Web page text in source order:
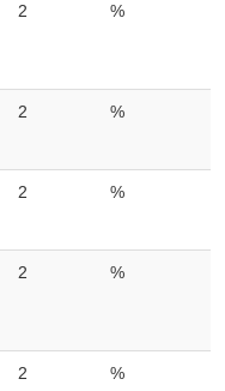
2 %
2 %
2 %
2 %
2 %